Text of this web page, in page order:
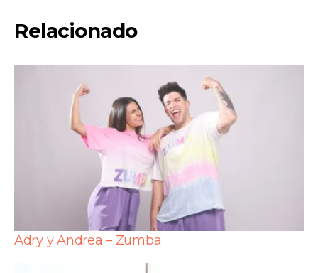
Relacionado
Adry y Andrea – Zumba